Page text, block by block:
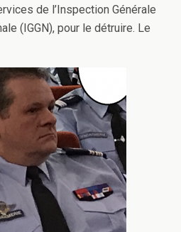
de l’Inspection Générale
(IGGN), pour le détruire. Le